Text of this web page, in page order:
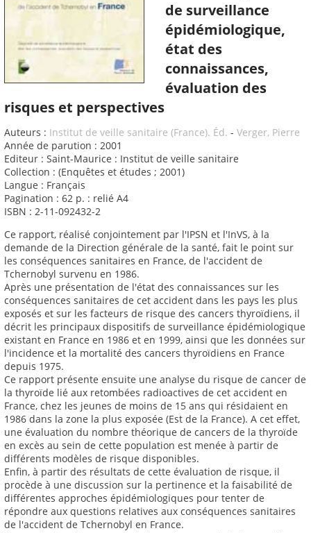
de surveillance
épidémiologique,
état des
connaissances,
évaluation des
risques et perspectives
Auteurs : Institut de veille sanitaire (France). Éd. - Verger, Pierre
Année de parution : 2001
Editeur : Saint-Maurice : Institut de veille sanitaire
Collection : (Enquêtes et études ; 2001)
Langue : Français
Pagination : 62 p. : relié A4
ISBN : 2-11-092432-2
Ce rapport, réalisé conjointement par l'IPSN et l'InVS, à la
demande de la Direction générale de la santé, fait le point sur
les conséquences sanitaires en France, de l'accident de
Tchernobyl survenu en 1986.
Après une présentation de l'état des connaissances sur les
conséquences sanitaires de cet accident dans les pays les plus
exposés et sur les facteurs de risque des cancers thyroïdiens, il
décrit les principaux dispositifs de surveillance épidémiologique
existant en France en 1986 et en 1999, ainsi que les données sur
l'incidence et la mortalité des cancers thyroïdiens en France
depuis 1975.
Ce rapport présente ensuite une analyse du risque de cancer de
la thyroïde lié aux retombées radioactives de cet accident en
France, chez les jeunes de moins de 15 ans qui résidaient en
1986 dans la zone la plus exposée (Est de la France). A cet effet,
une évaluation du nombre théorique de cancers de la thyroïde
en excès au sein de cette population est menée à partir de
différents modèles de risque disponibles.
Enfin, à partir des résultats de cette évaluation de risque, il
procède à une discussion sur la pertinence et la faisabilité de
différentes approches épidémiologiques pour tenter de
répondre aux questions relatives aux conséquences sanitaires
de l'accident de Tchernobyl en France.